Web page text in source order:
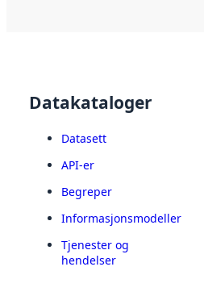
Datakataloger
Datasett
API-er
Begreper
Informasjonsmodeller
Tjenester og
hendelser